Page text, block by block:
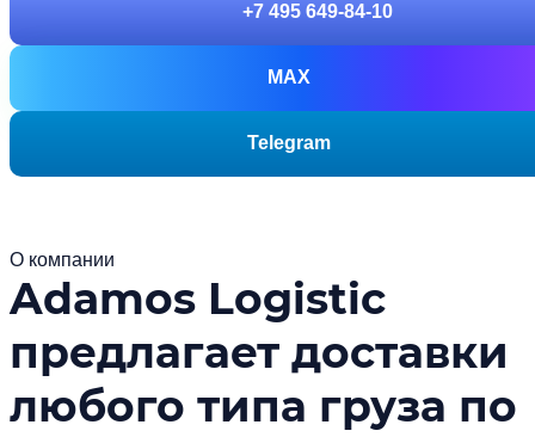
+7 495 649-84-10
MAX
Telegram
О компании
Adamos Logistic
предлагает доставки
любого типа груза по